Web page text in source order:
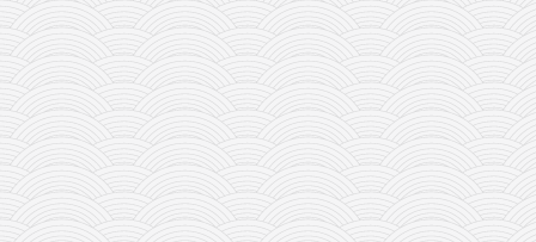
Окинава карате
најновије на блогу
моје белешке
историја каратеа
бубиши
карате